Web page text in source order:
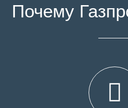
Почему